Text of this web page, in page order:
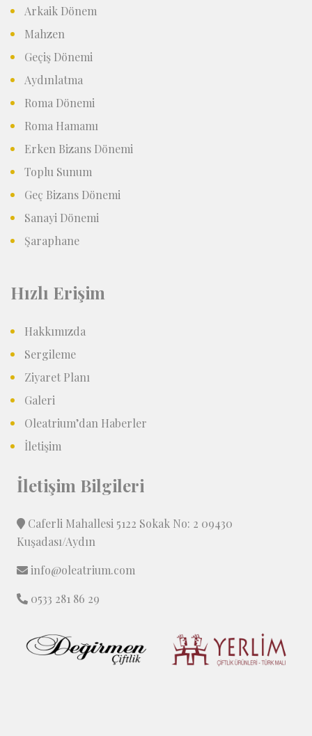
Arkaik Dönem
Mahzen
Geçiş Dönemi
Aydınlatma
Roma Dönemi
Roma Hamamı
Erken Bizans Dönemi
Toplu Sunum
Geç Bizans Dönemi
Sanayi Dönemi
Şaraphane
Hızlı Erişim
Hakkımızda
Sergileme
Ziyaret Planı
Galeri
Oleatrium’dan Haberler
İletişim
İletişim Bilgileri
Caferli Mahallesi 5122 Sokak No: 2 09430
Kuşadası/Aydın
info@oleatrium.com
0533 281 86 29